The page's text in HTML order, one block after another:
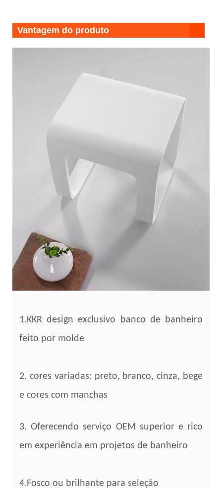
Vantagem do produto
1.KKR design exclusivo banco de banheiro
feito por molde
2. cores variadas: preto, branco, cinza, bege
e cores com manchas
3. Oferecendo serviço OEM superior e rico
em experiência em projetos de banheiro
4.Fosco ou brilhante para seleção